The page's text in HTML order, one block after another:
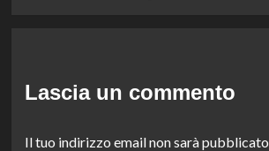
Lascia un commento
Il tuo indirizzo email non sarà pubblicato.